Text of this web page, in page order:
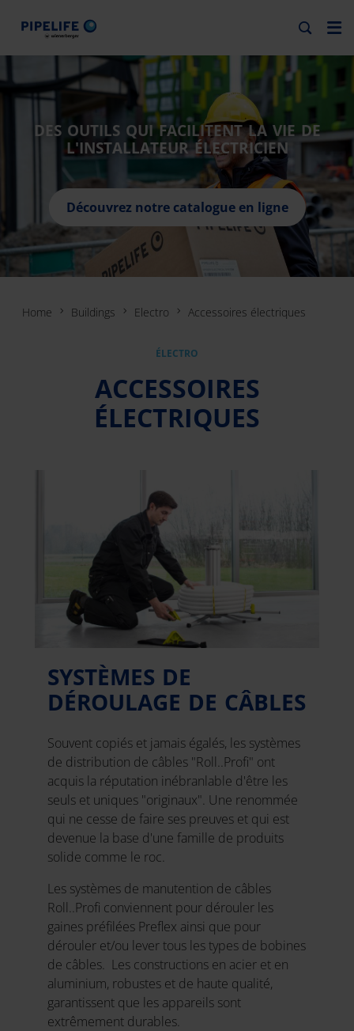
DES OUTILS QUI FACILITENT LA VIE DE
L'INSTALLATEUR ÉLECTRICIEN
Découvrez notre catalogue en ligne
Home Buildings Electro Accessoires électriques
ÉLECTRO
ACCESSOIRES
ÉLECTRIQUES
SYSTÈMES DE
DÉROULAGE DE CÂBLES
Souvent copiés et jamais égalés, les systèmes
de distribution de câbles "Roll..Profi" ont
acquis la réputation inébranlable d'être les
seuls et uniques "originaux". Une renommée
qui ne cesse de faire ses preuves et qui est
devenue la base d'une famille de produits
solide comme le roc.
Les systèmes de manutention de câbles
Roll..Profi conviennent pour dérouler les
gaines préfilées Preflex ainsi que pour
dérouler et/ou lever tous les types de bobines
de câbles. Les constructions en acier et en
aluminium, robustes et de haute qualité,
garantissent que les appareils sont
extrêmement durables.